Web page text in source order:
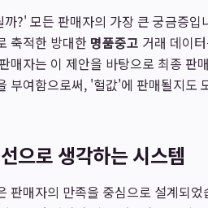
?' 모든 판매자의 가장 큰 궁금증
축적한 방대한 명품중고 거래 데이
매자는 이 제안을 바탕으로 최종 판
부여함으로써, '헐값'에 판매될지도
으로 생각하는 시스템
판매자의 만족을 중심으로 설계되